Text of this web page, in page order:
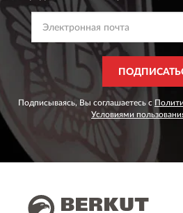
Подписываясь, Вы соглашаетесь с
Условиями